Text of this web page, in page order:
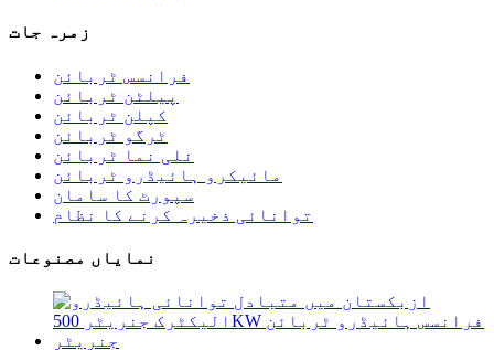
زمرہ جات
فرانسس ٹربائن
پیلٹن ٹربائن
کپلن ٹربائن
ٹرگو ٹربائن
نلی نما ٹربائن
مائیکرو ہائیڈرو ٹربائن
سپورٹ کا سامان
توانائی ذخیرہ کرنے کا نظام
نمایاں مصنوعات